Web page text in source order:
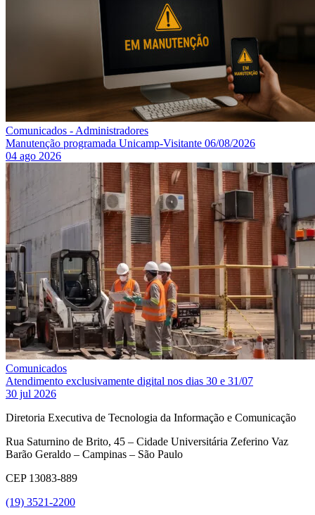
Comunicados - Administradores
Manutenção programada Unicamp-Visitante 06/08/2026
04 ago 2026
Comunicados
Atendimento exclusivamente digital nos dias 30 e 31/07
30 jul 2026
Diretoria Executiva de Tecnologia da Informação e Comunicação
Rua Saturnino de Brito, 45 – Cidade Universitária Zeferino Vaz
Barão Geraldo – Campinas – São Paulo
CEP 13083-889
(19) 3521-2200